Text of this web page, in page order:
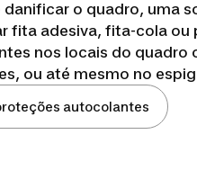
danificar o quadro, uma
fita adesiva, fita-cola ou
nos locais do quadro
ou até mesmo no
autocolantes